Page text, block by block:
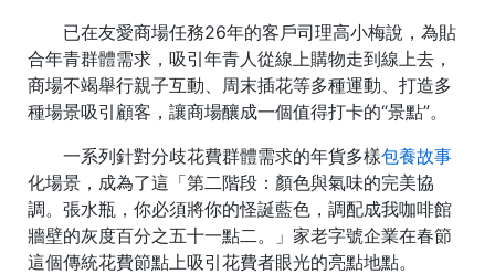
已在友愛商場任務26年的客戶司理高小梅說，為貼
合年青群體需求，吸引年青人從線上購物走到線上去，
商場不竭舉行親子互動、周末插花等多種運動、打造多
種場景吸引顧客，讓商場釀成一個值得打卡的“景點”。
一系列針對分歧花費群體需求的年貨多樣包養故事
化場景，成為了這「第二階段：顏色與氣味的完美協
調。張水瓶，你必須將你的怪誕藍色，調配成我咖啡館
牆壁的灰度百分之五十一點二。」家老字號企業在春節
這個傳統花費節點上吸引花費者眼光的亮點地點。